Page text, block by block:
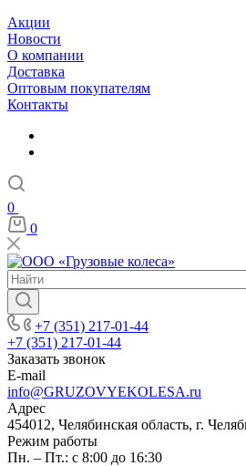
Акции
Новости
О компании
Доставка
Оптовым покупателям
Контакты
0
0
+7 (351) 217-01-44
+7 (351) 217-01-44
Заказать звонок
E-mail
info@GRUZOVYEKOLESA.ru
Адрес
454012, Челябинская область, г.
Режим работы
Пн. – Пт.: с 8:00 до 16:30